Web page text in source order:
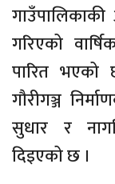
गाउँपालिकाकी
गरिएको
पारित भएको
गौरीगञ्ज
सुधार र
दिइएको छ ।